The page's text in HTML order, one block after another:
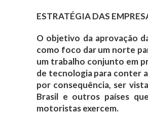
ESTRATÉGIA DAS
O objetivo da aprovação
como foco dar um norte
um trabalho conjunto em
de tecnologia para conter
por consequência, ser
Brasil e outros países
motoristas exercem.